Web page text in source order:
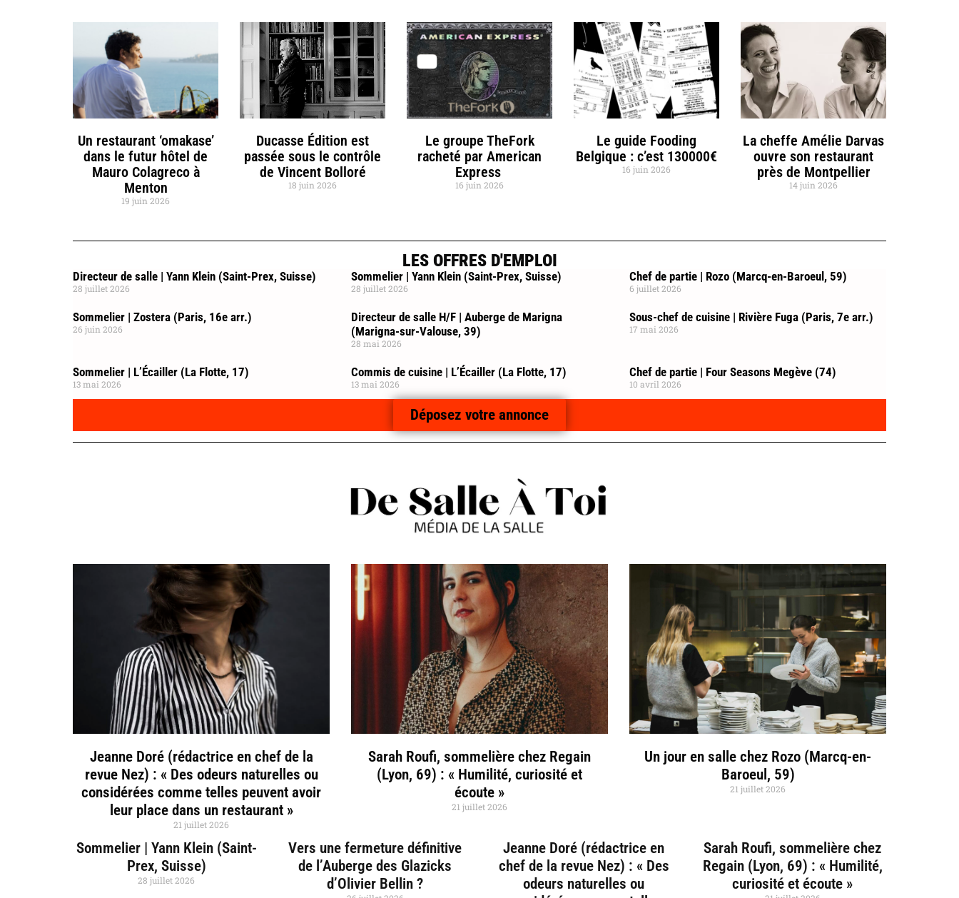
Un restaurant ‘omakase’
dans le futur hôtel de
Mauro Colagreco à
Menton
19 juin 2026
Ducasse Édition est
passée sous le contrôle
de Vincent Bolloré
18 juin 2026
Le groupe TheFork
racheté par American
Express
16 juin 2026
Le guide Fooding
Belgique : c’est 130000€
16 juin 2026
La cheffe Amélie Darvas
ouvre son restaurant
près de Montpellier
14 juin 2026
LES OFFRES D'EMPLOI
Directeur de salle | Yann Klein (Saint-Prex, Suisse)
28 juillet 2026
Sommelier | Yann Klein (Saint-Prex, Suisse)
28 juillet 2026
Chef de partie | Rozo (Marcq-en-Baroeul, 59)
6 juillet 2026
Sommelier | Zostera (Paris, 16e arr.)
26 juin 2026
Directeur de salle H/F | Auberge de Marigna
(Marigna-sur-Valouse, 39)
28 mai 2026
Sous-chef de cuisine | Rivière Fuga (Paris, 7e arr.)
17 mai 2026
Sommelier | L’Écailler (La Flotte, 17)
13 mai 2026
Commis de cuisine | L’Écailler (La Flotte, 17)
13 mai 2026
Chef de partie | Four Seasons Megève (74)
10 avril 2026
Déposez votre annonce
Jeanne Doré (rédactrice en chef de la
revue Nez) : « Des odeurs naturelles ou
considérées comme telles peuvent avoir
leur place dans un restaurant »
21 juillet 2026
Sarah Roufi, sommelière chez Regain
(Lyon, 69) : « Humilité, curiosité et
écoute »
21 juillet 2026
Un jour en salle chez Rozo (Marcq-en-
Baroeul, 59)
21 juillet 2026
Sommelier | Yann Klein (Saint-
Prex, Suisse)
28 juillet 2026
Vers une fermeture définitive
de l’Auberge des Glazicks
d’Olivier Bellin ?
Jeanne Doré (rédactrice en
chef de la revue Nez) : « Des
odeurs naturelles ou
Sarah Roufi, sommelière chez
Regain (Lyon, 69) : « Humilité,
curiosité et écoute »